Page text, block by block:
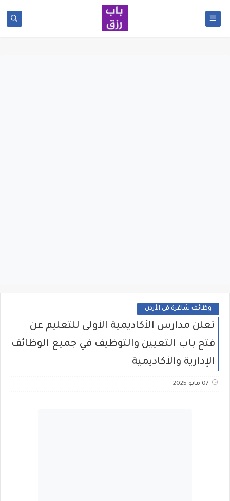
وظائف شاغرة في الأردن
تعلن مدارس الأكاديمية الأولى للتعليم عن
فتح باب التعيين والتوظيف في جميع الوظائف
الإدارية والأكاديمية
07 مايو 2025